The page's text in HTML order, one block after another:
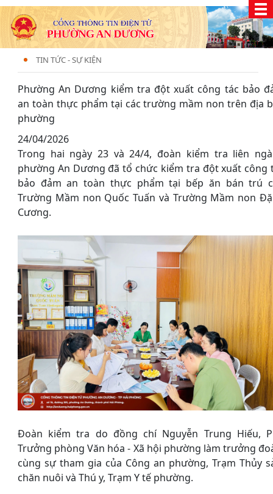
TIN TỨC - SỰ KIỆN
Phường An Dương kiểm tra đột xuất công tác bảo
an toàn thực phẩm tại các trường mầm non trên địa
phường
24/04/2026
Trong hai ngày 23 và 24/4, đoàn kiểm tra liên
phường An Dương đã tổ chức kiểm tra đột xuất công
bảo đảm an toàn thực phẩm tại bếp ăn bán trú
Trường Mầm non Quốc Tuấn và Trường Mầm non
Cương.
Đoàn kiểm tra do đồng chí Nguyễn Trung Hiếu,
Trưởng phòng Văn hóa - Xã hội phường làm trưởng
cùng sự tham gia của Công an phường, Trạm Thủy
chăn nuôi và Thú y, Trạm Y tế phường.